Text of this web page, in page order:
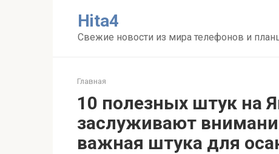
Нita4
Свежие новости из мира телефонов и
Главная
10 полезных штук на
заслуживают
важная штука для